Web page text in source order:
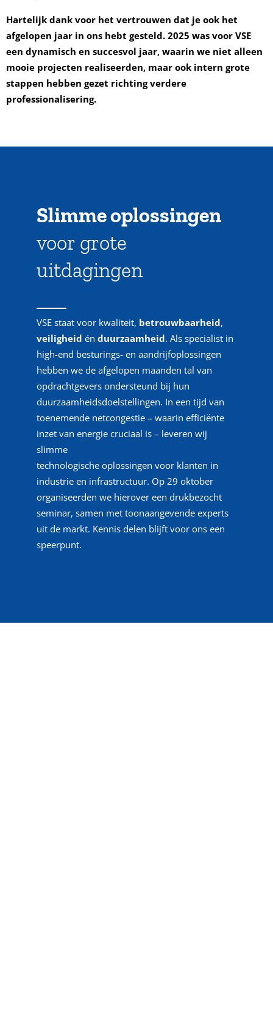
Hartelijk dank voor het vertrouwen dat je ook het
afgelopen jaar in ons hebt gesteld. 2025 was voor VSE
een dynamisch en succesvol jaar, waarin we niet alleen
mooie projecten realiseerden, maar ook intern grote
stappen hebben gezet richtingverdere
professionalisering.
Slimme oplossingen
voor grote
uitdagingen
VSE staat voor kwaliteit, betrouwbaarheid,
veiligheid én duurzaamheid. Als specialist in
high-end besturings- en aandrijfoplossingen
hebben we de afgelopen maanden tal van
opdrachtgevers ondersteund bij hun
duurzaamheidsdoelstellingen. In een tijd van
toenemende netcongestie – waarin efficiënte
inzet van energie cruciaal is – leveren wij
slimme
technologische oplossingen voor klanten in
industrie en infrastructuur. Op 29 oktober
organiseerden we hierover een drukbezocht
seminar, samen met toonaangevende experts
uit de markt. Kennis delen blijft voor ons een
speerpunt.